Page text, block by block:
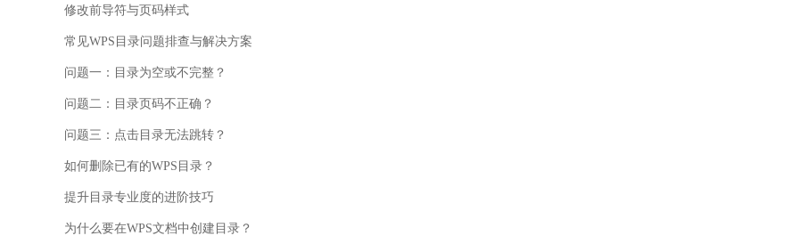
修改前导符与页码样式
常见WPS目录问题排查与解决方案
问题一：目录为空或不完整？
问题二：目录页码不正确？
问题三：点击目录无法跳转？
如何删除已有的WPS目录？
提升目录专业度的进阶技巧
为什么要在WPS文档中创建目录？